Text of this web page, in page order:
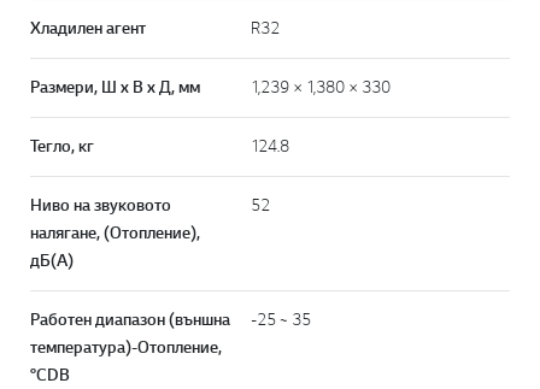
Хладилен агент R32
Размери, Ш x В x Д, мм 1,239 × 1,380 × 330
Тегло, кг 124.8
Ниво на звуковото
налягане, (Отопление),
дБ(А)
52
Работен диапазон (външна
температура)-Отопление,
°CDB
-25 ~ 35